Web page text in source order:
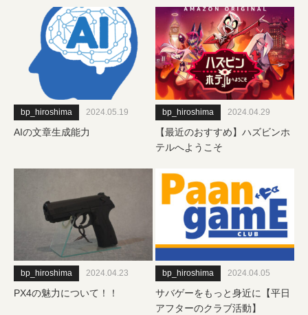
bp_hiroshima 2024.05.19
AIの文章生成能力
bp_hiroshima 2024.04.29
【最近のおすすめ】ハズビンホ
テルへようこそ
bp_hiroshima 2024.04.23
PX4の魅力について！！
bp_hiroshima 2024.04.05
サバゲーをもっと身近に【平日
アフターのクラブ活動】